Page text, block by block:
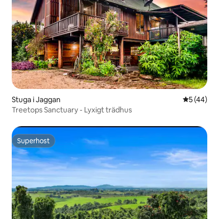
Stuga i Jaggan 5 av 5 i
5 (44)
Treetops Sanctuary - Lyxigt trädhus
Superhost
Superhost